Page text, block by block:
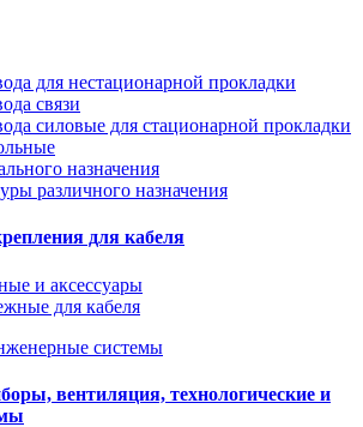
для нестационарной прокладки
связи
силовые для стационарной прокладки
назначения
различного назначения
для кабеля
и аксессуары
для кабеля
системы
вентиляция, технологические и